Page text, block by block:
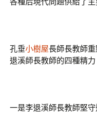
孔垂小樹屋長師長教師
退溪師長教師的四種精力
一是李退溪師長教師堅